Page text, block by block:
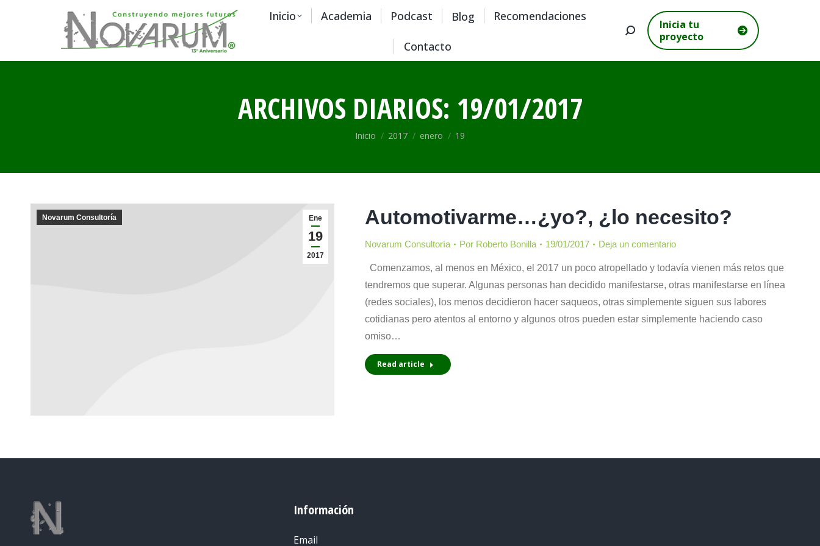
Inicio Academia Podcast Blog Recomendaciones
Contacto
Buscar:
Inicia tu
proyecto
ARCHIVOS DIARIOS: 19/01/2017
Estás aquí:
Inicio 2017 enero 19
Ene
19
2017
Novarum Consultoría Automotivarme…¿yo?, ¿lo necesito?
Novarum Consultoría Por Roberto Bonilla 19/01/2017 Deja un comentario
Comenzamos, al menos en México, el 2017 un poco atropellado y todavía vienen más retos que
tendremos que superar. Algunas personas han decidido manifestarse, otras manifestarse en línea
(redes sociales), los menos decidieron hacer saqueos, otras simplemente siguen sus labores
cotidianas pero atentos al entorno y algunos otros pueden estar simplemente haciendo caso
omiso…
Read article
Información
Email